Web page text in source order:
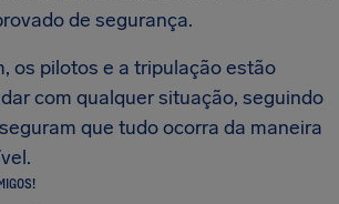
de segurança.
os pilotos e a tripulação estão
com qualquer situação, seguindo
que tudo ocorra da maneira